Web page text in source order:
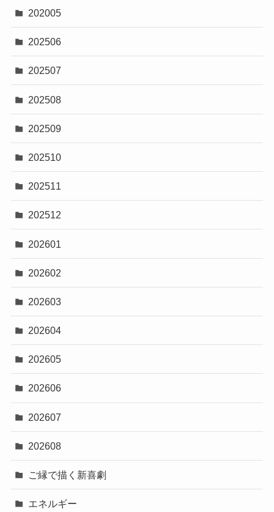
202005
202506
202507
202508
202509
202510
202511
202512
202601
202602
202603
202604
202605
202606
202607
202608
ご縁で描く新喜劇
エネルギー